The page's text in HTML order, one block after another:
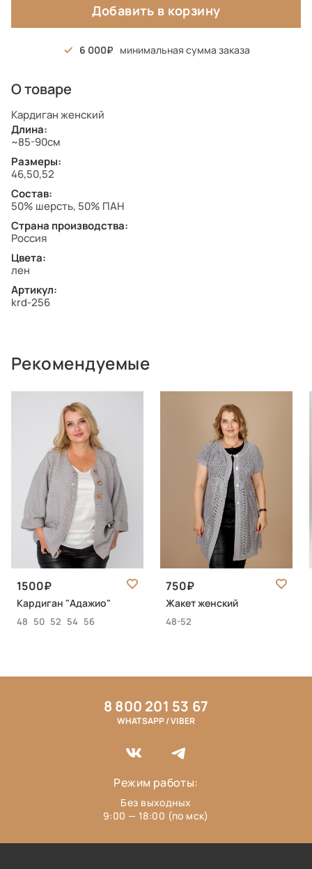
Добавить в корзину
6 000 минимальная сумма заказа
О товаре
Кардиган женский
Длина:
~85-90см
Размеры:
46,50,52
Состав:
50% шерсть, 50% ПАН
Страна производства:
Россия
Цвета:
лен
Артикул:
krd-256
Рекомендуемые
1500
Кардиган "Адажио"
48 50 52 54 56
750
Жакет женский
48-52
8 800 201 53 67
WHATSAPP / VIBER
Режим работы:
Без выходных
9:00 — 18:00 (по мск)